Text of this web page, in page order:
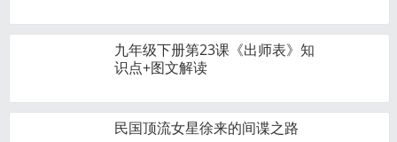
九年级下册第23课《出师表》知
识点+图文解读
民国顶流女星徐来的间谍之路